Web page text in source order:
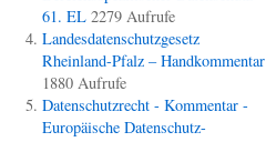
61. EL 2279 Aufrufe
Landesdatenschutzgesetz
Rheinland-Pfalz – Handkommentar
1880 Aufrufe
Datenschutzrecht - Kommentar -
Europäische Datenschutz-